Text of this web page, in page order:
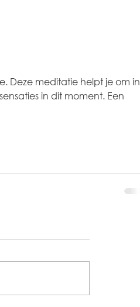
Deze meditatie helpt je om in
in dit moment. Een